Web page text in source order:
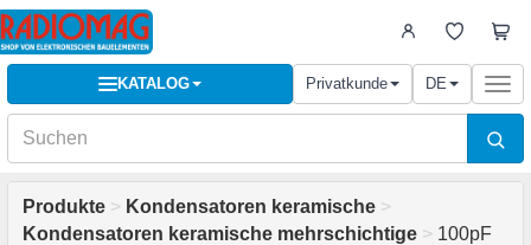
KATALOG Privatkunde DE
Produkte > Kondensatoren keramische >
Kondensatoren keramische mehrschichtige > 100pF